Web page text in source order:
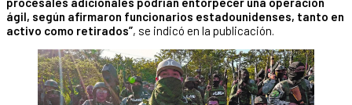
ágil, según afirmaron funcionarios estadounidenses, tanto en
activo como retirados”, se indicó en la publicación.